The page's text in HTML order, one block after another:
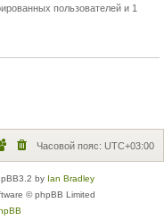
пользователей и 1
Часовой пояс: UTC+03:00
by Ian Bradley
© phpBB Limited